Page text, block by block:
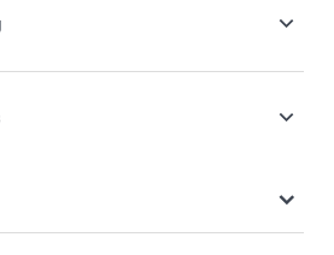
(€) inclusief BTW en exclusief